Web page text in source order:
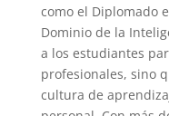
como el Diplomado
Dominio de la
a los estudiantes
profesionales, sino
cultura de